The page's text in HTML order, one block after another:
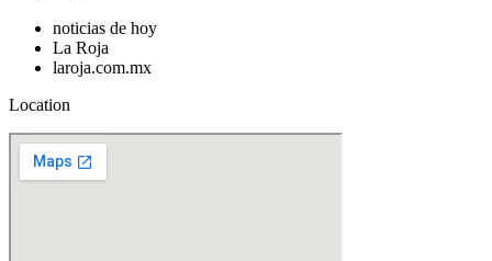
noticias de hoy
La Roja
laroja.com.mx
Location